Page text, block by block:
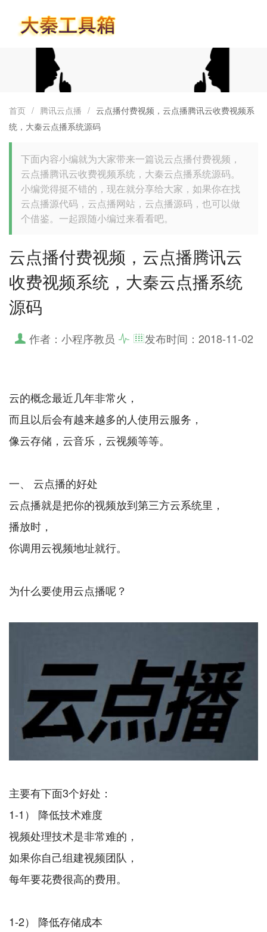
首页 / 腾讯云点播 / 云点播付费视频，云点播腾讯云收费视频系
统，大秦云点播系统源码
下面内容小编就为大家带来一篇说云点播付费视频，
云点播腾讯云收费视频系统，大秦云点播系统源码。
小编觉得挺不错的，现在就分享给大家，如果你在找
云点播源代码，云点播网站，云点播源码，也可以做
个借鉴。一起跟随小编过来看看吧。
云点播付费视频，云点播腾讯云
收费视频系统，大秦云点播系统
源码
作者：小程序教员 发布时间： 2018-11-02
云的概念最近几年非常火，
而且以后会有越来越多的人使用云服务，
像云存储，云音乐，云视频等等。
一、 云点播的好处
云点播就是把你的视频放到第三方云系统里，
播放时，
你调用云视频地址就行。
为什么要使用云点播呢？
主要有下面3个好处：
1-1） 降低技术难度
视频处理技术是非常难的，
如果你自己组建视频团队，
每年要花费很高的费用。
1-2） 降低存储成本